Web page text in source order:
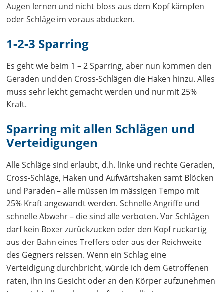
Augen lernen und nicht bloss aus dem Kopf kämpfen
oder Schläge im voraus abducken.
1-2-3 Sparring
Es geht wie beim 1 – 2 Sparring, aber nun kommen den
Geraden und den Cross-Schlägen die Haken hinzu. Alles
muss sehr leicht gemacht werden und nur mit 25%
Kraft.
Sparring mit allen Schlägen und
Verteidigungen
Alle Schläge sind erlaubt, d.h. linke und rechte Geraden,
Cross-Schläge, Haken und Aufwärtshaken samt Blöcken
und Paraden – alle müssen im mässigen Tempo mit
25% Kraft angewandt werden. Schnelle Angriffe und
schnelle Abwehr – die sind alle verboten. Vor Schlägen
darf kein Boxer zurückzucken oder den Kopf ruckartig
aus der Bahn eines Treffers oder aus der Reichweite
des Gegners reissen. Wenn ein Schlag eine
Verteidigung durchbricht, würde ich dem Getroffenen
raten, ihn ins Gesicht oder an den Körper aufzunehmen